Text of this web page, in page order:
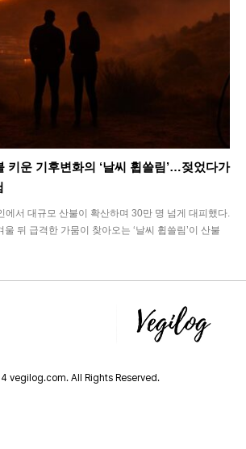
키운 기후변화의 ‘날씨 휩쓸림’…젖었다가
에서 대규모 산불이 확산하며 30만 명 넘게 대피했다.
뒤 급격한 가뭄이 찾아오는 ‘날씨 휩쓸림’이 산불
vegilog.com. All Rights Reserved.